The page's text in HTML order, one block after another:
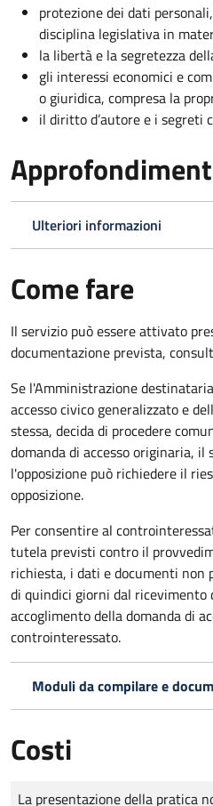
protezione dei dati
disciplina legislativa in
la libertà e la segretezza
gli interessi economici e
o giuridica, compresa la
il diritto d’autore e i segreti
Ulteriori informazioni
Come fare
Il servizio può essere attivato
documentazione prevista,
Se l'Amministrazione
accesso civico generalizzato e
stessa, decida di procedere
domanda di accesso originaria,
l'opposizione può richiedere il
opposizione.
Per consentire al
tutela previsti contro il
richiesta, i dati e documenti non
di quindici giorni dal ricevimento
accoglimento della domanda di
controinteressato.
Moduli da compilare e
Costi
Tipo di pagamento
Importo
La presentazione della pratica